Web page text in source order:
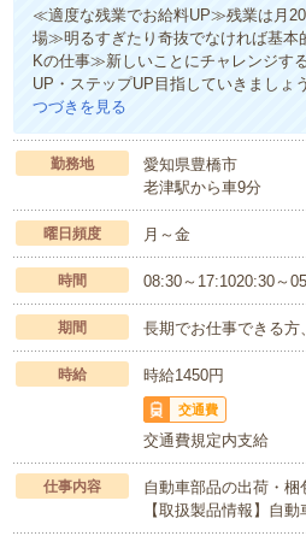
≪適度な残業でお給料UP≫残業は月
場≫明るすぎたり奇抜でなければ基本
Kの仕事≫新しいことにチャレンジす
UP・ステップUP目指していきまし
つづきを見る
勤務地
愛知県豊橋市
老津駅から車9分
曜日頻度 月～金
時間 08:30～17:1020:30～
期間 長期でお仕事できる方
時給 時給1450円
交通費
交通費規定内支給
仕事内容
自動車部品の出荷・梱
【取扱製品情報】自